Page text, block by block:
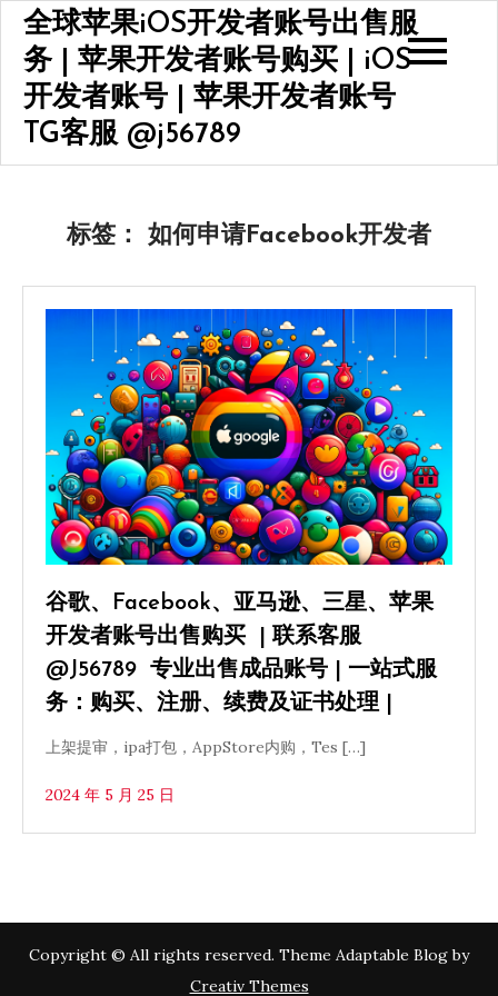
Skip
content
全球苹果iOS开发者账号出售服
务 | 苹果开发者账号购买 | iOS
开发者账号 | 苹果开发者账号
TG客服 @j56789
标签： 如何申请Facebook开发者
谷歌、Facebook、亚马逊、三星、苹果
开发者账号出售购买 | 联系客服
@J56789 专业出售成品账号 | 一站式服
务：购买、注册、续费及证书处理 |
上架提审，ipa打包，AppStore内购，Tes […]
2024 年 5 月 25 日
Copyright © All rights reserved. Theme Adaptable Blog by
Creativ Themes